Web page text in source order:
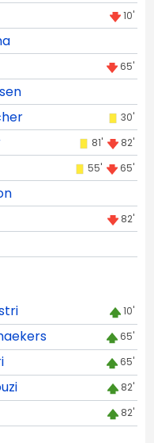
10'
65'
30'
81' 82'
55' 65'
82'
10'
65'
65'
82'
82'